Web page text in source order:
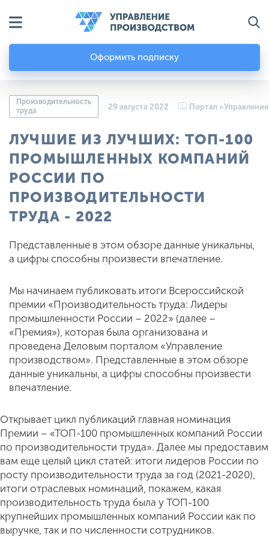
Оформить подписку
Производительность
труда
29 августа 2022 Портал
ЛУЧШИЕ ИЗ ЛУЧШИХ: ТОП-100
ПРОМЫШЛЕННЫХ КОМПАНИЙ
РОССИИ ПО
ПРОИЗВОДИТЕЛЬНОСТИ
ТРУДА - 2022
Представленные в этом обзоре данные уникальны,
а цифры способны произвести впечатление.
Мы начинаем публиковать итоги Всероссийской
премии «Производительность труда: Лидеры
промышленности России – 2022» (далее –
«Премия»), которая была организована и
проведена Деловым порталом «Управление
производством». Представленные в этом обзоре
данные уникальны, а цифры способны произвести
впечатление.
Открывает цикл публикаций главная номинация
Премии – «ТОП-100 промышленных компаний России
по производительности труда». Далее мы предоставим
вам еще целый цикл статей: итоги лидеров России по
росту производительности труда за год (2021-2020),
итоги отраслевых номинаций, покажем, какая
производительность труда была у ТОП-100
крупнейших промышленных компаний России как по
выручке, так и по численности сотрудников.